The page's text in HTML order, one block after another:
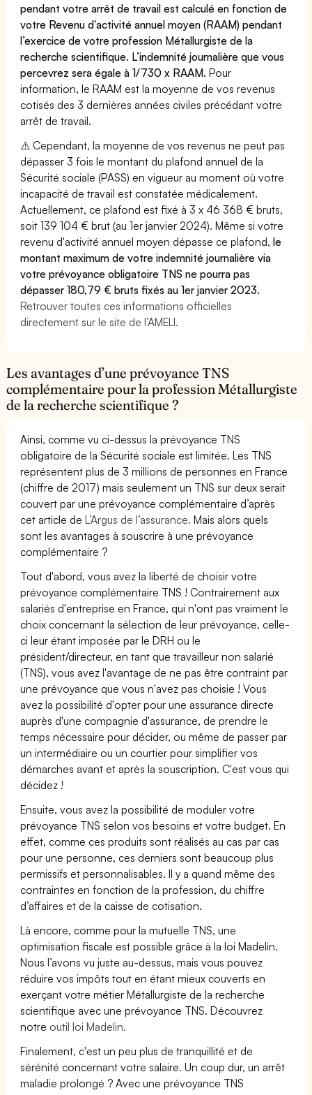
pendant votre arrêt de travail est calculé en fonction de
votre Revenu d'activité annuel moyen (RAAM) pendant
l’exercice de votre profession Métallurgiste de la
recherche scientifique. L’indemnité journalière que vous
percevrez sera égale à 1/730 x RAAM. Pour
information, le RAAM est la moyenne de vos revenus
cotisés des 3 dernières années civiles précédant votre
arrêt de travail.
⚠️ Cependant, la moyenne de vos revenus ne peut pas
dépasser 3 fois le montant du plafond annuel de la
Sécurité sociale (PASS) en vigueur au moment où votre
incapacité de travail est constatée médicalement.
Actuellement, ce plafond est fixé à 3 x 46 368 € bruts,
soit 139 104 € brut (au 1er janvier 2024). Même si votre
revenu d'activité annuel moyen dépasse ce plafond,le
montant maximum de votre indemnité journalière via
votre prévoyance obligatoire TNS ne pourra pas
dépasser 180,79 € bruts fixés au 1er janvier 2023.
Retrouver toutes ces informations officielles
directement sur le site de l’AMELI.
Les avantages d’une prévoyance TNS
complémentaire pour la profession Métallurgiste
de la recherche scientifique ?
Ainsi, comme vu ci-dessus la prévoyance TNS
obligatoire de la Sécurité sociale est limitée. Les TNS
représentent plus de 3 millions de personnes en France
(chiffre de 2017) mais seulement un TNS sur deux serait
couvert par une prévoyance complémentaire d’après
cet article deL’Argus de l’assurance. Mais alors quels
sont les avantages à souscrire à une prévoyance
complémentaire ?
Tout d'abord, vous avez la liberté de choisir votre
prévoyance complémentaire TNS ! Contrairement aux
salariés d'entreprise en France, qui n'ont pas vraiment le
choix concernant la sélection de leur prévoyance, celle-
ci leur étant imposée par le DRH ou le
président/directeur, en tant que travailleur non salarié
(TNS), vous avez l'avantage de ne pas être contraint par
une prévoyance que vous n'avez pas choisie ! Vous
avez la possibilité d'opter pour une assurance directe
auprès d'une compagnie d'assurance, de prendre le
temps nécessaire pour décider, ou même de passer par
un intermédiaire ou un courtier pour simplifier vos
démarches avant et après la souscription. C'est vous qui
décidez !
Ensuite, vous avez la possibilité de moduler votre
prévoyance TNS selon vos besoins et votre budget. En
effet, comme ces produits sont réalisés au cas par cas
pour une personne, ces derniers sont beaucoup plus
permissifs et personnalisables. Il y a quand même des
contraintes en fonction de la profession, du chiffre
d’affaires et de la caisse de cotisation.
Là encore, comme pour la mutuelle TNS, une
optimisation fiscale est possible grâce à la loi Madelin.
Nous l’avons vu juste au-dessus, mais vous pouvez
réduire vos impôts tout en étant mieux couverts en
exerçant votre métier Métallurgiste de la recherche
scientifique avec une prévoyance TNS. Découvrez
notre outil loi Madelin.
Finalement, c'est un peu plus de tranquillité et de
sérénité concernant votre salaire. Un coup dur, un arrêt
maladie prolongé ? Avec une prévoyance TNS